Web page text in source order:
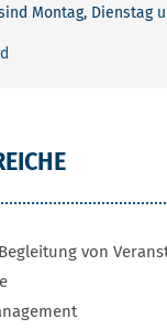
Montag, Dienstag
von